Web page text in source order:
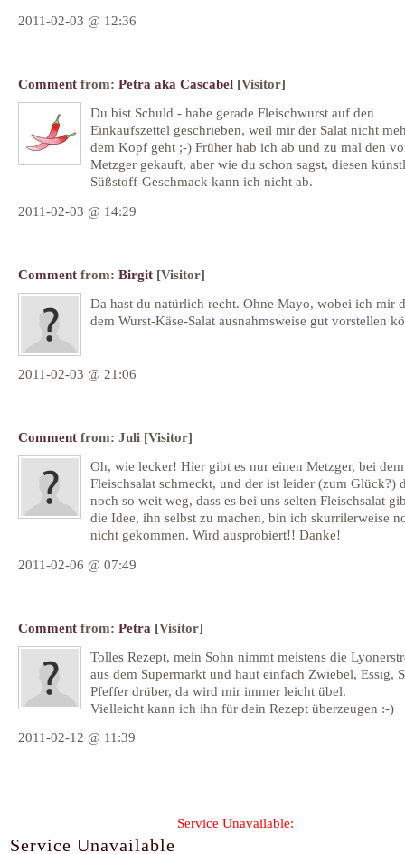
2011-02-03 @ 12:36
Comment from: Petra aka Cascabel [Visitor]
Du bist Schuld - habe gerade Fleischwurst auf den
Einkaufszettel geschrieben, weil mir der Salat nicht
dem Kopf geht ;-) Früher hab ich ab und zu mal den
Metzger gekauft, aber wie du schon sagst, diesen
Süßstoff-Geschmack kann ich nicht ab.
2011-02-03 @ 14:29
Comment from: Birgit [Visitor]
Da hast du natürlich recht. Ohne Mayo, wobei ich mir
dem Wurst-Käse-Salat ausnahmsweise gut vorstellen
2011-02-03 @ 21:06
Comment from: Juli [Visitor]
Oh, wie lecker! Hier gibt es nur einen Metzger, bei
Fleischsalat schmeckt, und der ist leider (zum Glück?)
noch so weit weg, dass es bei uns selten Fleischsalat
die Idee, ihn selbst zu machen, bin ich skurrilerweise
nicht gekommen. Wird ausprobiert!! Danke!
2011-02-06 @ 07:49
Comment from: Petra [Visitor]
Tolles Rezept, mein Sohn nimmt meistens die
aus dem Supermarkt und haut einfach Zwiebel, Essig,
Pfeffer drüber, da wird mir immer leicht übel.
Vielleicht kann ich ihn für dein Rezept überzeugen :-)
2011-02-12 @ 11:39
Form is loading...